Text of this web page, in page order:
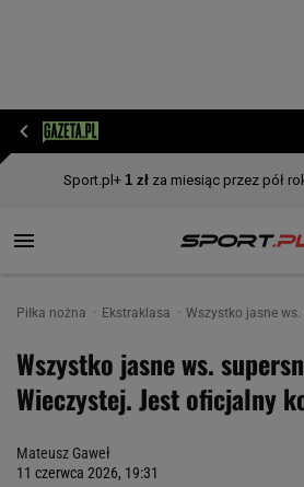
Piłka nożna Ekstraklasa Wszystko jasne
Wszystko jasne ws.
Wieczystej. Jest oficjalny
Mateusz Gaweł
11 czerwca 2026, 19:31